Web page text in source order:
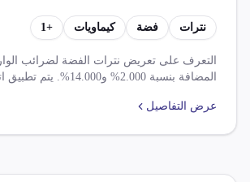
نترات فضة كيماويات +
1
التعرف على تعريض نترات الفضة لضرائب
المضافة بنسبة 2.000%
خمسة عشر مادة كيماوية و تخفيض ضريبة
عرض التفاصيل